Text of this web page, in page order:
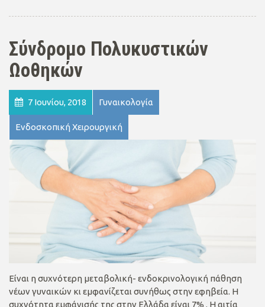
Σύνδρομο Πολυκυστικών
Ωοθηκών
7 Ιουνίου, 2018 Γυναικολογία
Ενδοσκοπική Χειρουργική
Είναι η συχνότερη μεταβολική- ενδοκρινολογική πάθηση
νέων γυναικών κι εμφανίζεται συνήθως στην εφηβεία. Η
συχνότητα εμφάνισής της στην Ελλάδα είναι 7% . Η αιτία